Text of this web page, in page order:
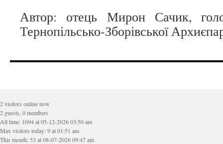
Автор: отець Мирон Сачик,
Тернопільсько-Зборівської
2 visitors online now
2 guests, 0 members
All time: 1694 at 05-12-2026 03:50 am
Max visitors today: 9 at 01:51 am
This month: 53 at 08-07-2026 09:47 am